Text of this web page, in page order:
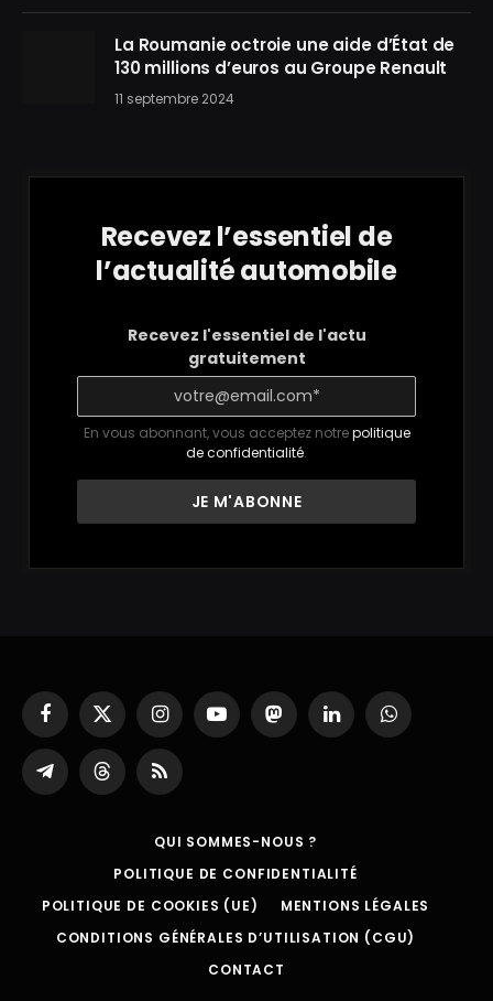
La Roumanie octroie une aide d’État de
130 millions d’euros au Groupe Renault
11 septembre 2024
Recevez l’essentiel de
l’actualité automobile
Recevez l'essentiel de l'actu
gratuitement
En vous abonnant, vous acceptez notrepolitique
de confidentialité.
Facebook
X
(Twitter)
InstagramYouTubeMastodonLinkedInWhatsApp
Partager
sur
ThreadsRSS
QUI SOMMES-NOUS ?
POLITIQUE DE CONFIDENTIALITÉ
POLITIQUE DE COOKIES (UE)
MENTIONS LÉGALES
CONDITIONS GÉNÉRALES D’UTILISATION (CGU)
CONTACT